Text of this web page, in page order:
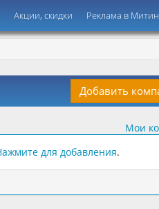
Акции, скидки Реклама в
Добавить
Мои
для добавления.